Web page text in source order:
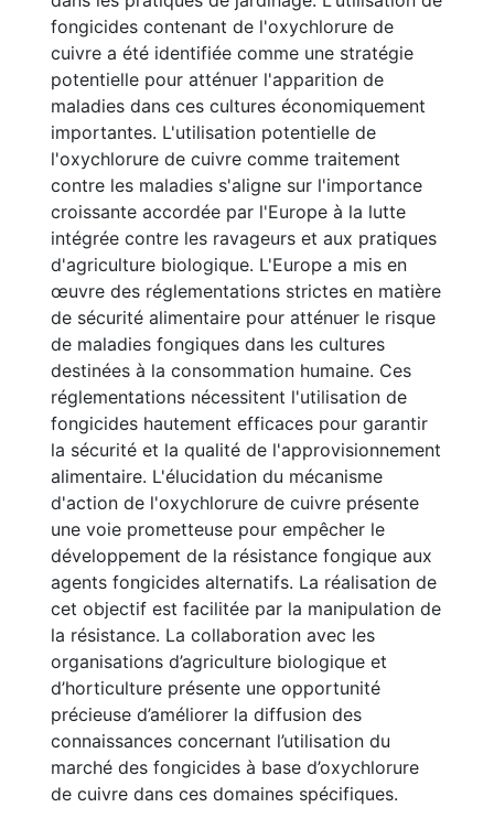
fongicides contenant de l'oxychlorure de
cuivre a été identifiée comme une stratégie
potentielle pour atténuer l'apparition de
maladies dans ces cultures économiquement
importantes. L'utilisation potentielle de
l'oxychlorure de cuivre comme traitement
contre les maladies s'aligne sur l'importance
croissante accordée par l'Europe à la lutte
intégrée contre les ravageurs et aux pratiques
d'agriculture biologique. L'Europe a mis en
œuvre des réglementations strictes en matière
de sécurité alimentaire pour atténuer le risque
de maladies fongiques dans les cultures
destinées à la consommation humaine. Ces
réglementations nécessitent l'utilisation de
fongicides hautement efficaces pour garantir
la sécurité et la qualité de l'approvisionnement
alimentaire. L'élucidation du mécanisme
d'action de l'oxychlorure de cuivre présente
une voie prometteuse pour empêcher le
développement de la résistance fongique aux
agents fongicides alternatifs. La réalisation de
cet objectif est facilitée par la manipulation de
la résistance. La collaboration avec les
organisations d’agriculture biologique et
d’horticulture présente une opportunité
précieuse d’améliorer la diffusion des
connaissances concernant l’utilisation du
marché des fongicides à base d’oxychlorure
de cuivre dans ces domaines spécifiques.